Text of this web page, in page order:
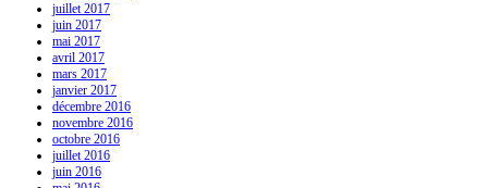
juillet 2017
juin 2017
mai 2017
avril 2017
mars 2017
janvier 2017
décembre 2016
novembre 2016
octobre 2016
juillet 2016
juin 2016